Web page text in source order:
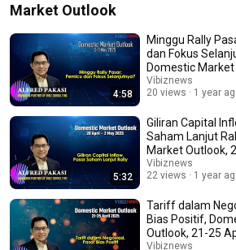
Market Outlook
4:58
Minggu Rally
dan Fokus
Domestic
May 2025
Vibiznews
20 views
1 year
5:32
Giliran Capital
Saham Lanjut
Market Outlook,
May 2025
Vibiznews
22 views
1 year
Tariff dalam
Bias Positif,
Outlook, 21-25
Vibiznews